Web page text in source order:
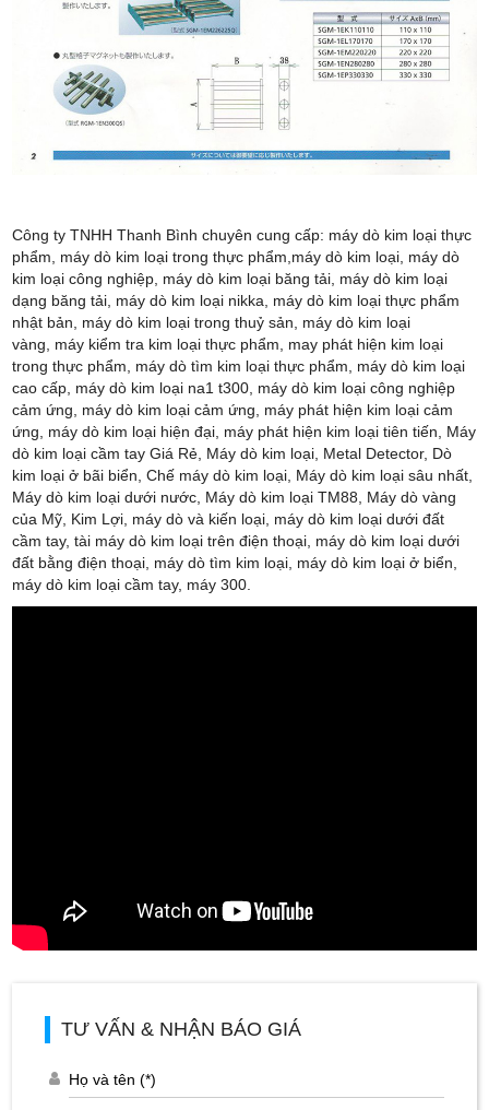
Công ty TNHH Thanh Bình chuyên cung cấp: máy dò kim loại thực
phẩm, máy dò kim loại trong thực phẩm,máy dò kim loại, máy dò
kim loại công nghiệp, máy dò kim loại băng tải, máy dò kim loại
dạng băng tải, máy dò kim loại nikka, máy dò kim loại thực phẩm
nhật bản, máy dò kim loại trong thuỷ sản, máy dò kim loại
vàng, máy kiểm tra kim loại thực phẩm, may phát hiện kim loại
trong thực phẩm, máy dò tìm kim loại thực phẩm, máy dò kim loại
cao cấp, máy dò kim loại na1 t300, máy dò kim loại công nghiệp
cảm ứng, máy dò kim loại cảm ứng, máy phát hiện kim loại cảm
ứng, máy dò kim loại hiện đại, máy phát hiện kim loại tiên tiến, Máy
dò kim loại cầm tay Giá Rẻ, Máy dò kim loại, Metal Detector, Dò
kim loại ở bãi biển, Chế máy dò kim loại, Máy dò kim loại sâu nhất,
Máy dò kim loại dưới nước, Máy dò kim loại TM88, Máy dò vàng
của Mỹ, Kim Lợi, máy dò và kiến loại, máy dò kim loại dưới đất
cầm tay, tài máy dò kim loại trên điện thoại, máy dò kim loại dưới
đất bằng điện thoại, máy dò tìm kim loại, máy dò kim loại ở biển,
máy dò kim loại cầm tay, máy 300.
TƯ VẤN & NHẬN BÁO GIÁ